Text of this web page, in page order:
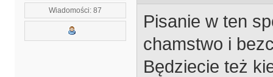
Wiadomości: 87
Pisanie w ten
chamstwo i
Będziecie też